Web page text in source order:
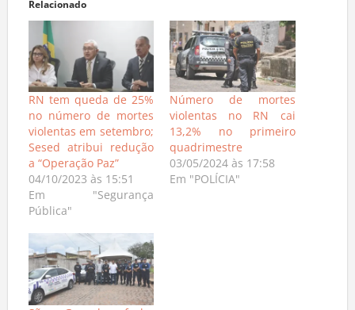
Relacionado
RN tem queda de 25%
no número de mortes
violentas em setembro;
Sesed atribui redução
a “Operação Paz”
04/10/2023 às 15:51
Em "Segurança
Pública"
Número de mortes
violentas no RN cai
13,2% no primeiro
quadrimestre
03/05/2024 às 17:58
Em "POLÍCIA"